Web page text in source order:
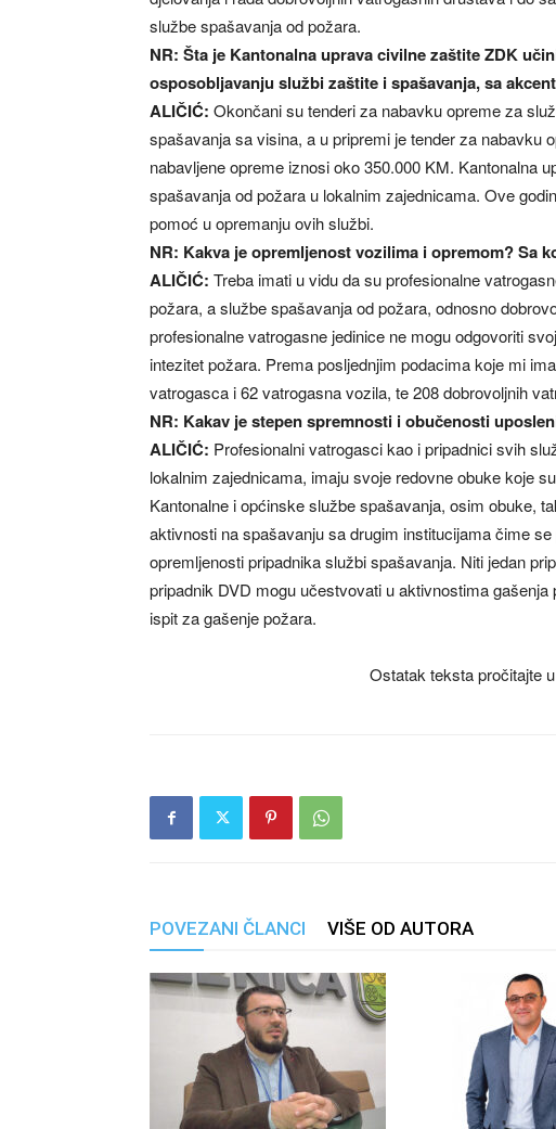
službe spašavanja od požara.
NR: Šta je Kantonalna uprava civilne zaštite ZDK
osposobljavanju službi zaštite i spašavanja, sa
ALIČIĆ: Okončani su tenderi za nabavku opreme za
spašavanja sa visina, a u pripremi je tender za nabavku
nabavljene opreme iznosi oko 350.000 KM. Kantonalna
spašavanja od požara u lokalnim zajednicama. Ove
pomoć u opremanju ovih službi.
NR: Kakva je opremljenost vozilima i opremom? Sa
ALIČIĆ: Treba imati u vidu da su profesionalne
požara, a službe spašavanja od požara, odnosno
profesionalne vatrogasne jedinice ne mogu odgovoriti
intezitet požara. Prema posljednjim podacima koje mi
vatrogasca i 62 vatrogasna vozila, te 208 dobrovoljnih
NR: Kakav je stepen spremnosti i obučenosti
ALIČIĆ: Profesionalni vatrogasci kao i pripadnici svih
lokalnim zajednicama, imaju svoje redovne obuke koje
Kantonalne i općinske službe spašavanja, osim obuke,
aktivnosti na spašavanju sa drugim institucijama čime
opremljenosti pripadnika službi spašavanja. Niti jedan
pripadnik DVD mogu učestvovati u aktivnostima
ispit za gašenje požara.
Ostatak teksta pročitajte
POVEZANI ČLANCI VIŠE OD AUTORA